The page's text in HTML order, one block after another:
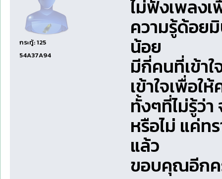
กระทู้: 125
54A37A94
ไม่ฟังเพลง
ความรู้ด้อย
น้อย
มีกี่คนที่เข้า
เข้าใจเพื่อใ
ทั้งๆที่ไม่รู้ว่
หรือไม่ แค่ท
แล้ว
ขอบคุณอีกค